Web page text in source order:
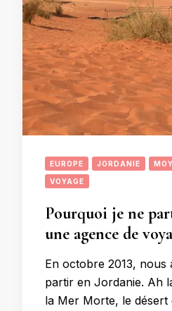
EUROPE JORDANIE
VOYAGE
Pourquoi je ne
une agence de
En octobre 2013, nous
partir en Jordanie. Ah
la Mer Morte, le